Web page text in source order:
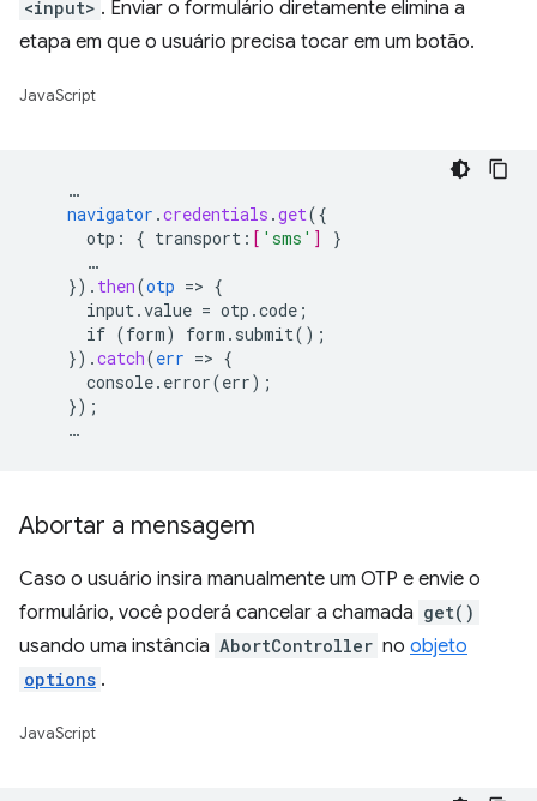
<input> . Enviar o formulário diretamente elimina a
etapa em que o usuário precisa tocar em um botão.
JavaScript
…
navigator .credentials .get({
otp : { transport : [ 'sms' ]
}
…
}) . then(otp => {
input.value = otp.code ;
if (form) form.submit() ;
}) .catch(err => {
console.error(err) ;
});
…
Abortar a mensagem
Caso o usuário insira manualmente um OTP e envie o
formulário, você poderá cancelar a chamada get()
usando uma instância AbortController no objeto
options .
JavaScript